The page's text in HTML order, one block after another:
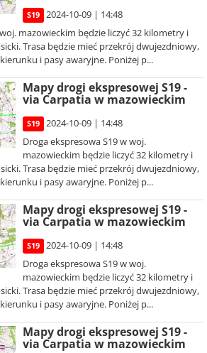
S19
2024-10-09 | 14:48
mazowieckim będzie liczyć 32 kilometry i
Trasa będzie mieć przekrój dwujezdniowy,
i pasy awaryjne. Poniżej p...
Mapy drogi ekspresowej S19 -
via Carpatia w mazowieckim
S19
2024-10-09 | 14:48
Droga ekspresowa S19 w woj.
mazowieckim będzie liczyć 32 kilometry i
Trasa będzie mieć przekrój dwujezdniowy,
i pasy awaryjne. Poniżej p...
Mapy drogi ekspresowej S19 -
via Carpatia w mazowieckim
S19
2024-10-09 | 14:48
Droga ekspresowa S19 w woj.
mazowieckim będzie liczyć 32 kilometry i
Trasa będzie mieć przekrój dwujezdniowy,
i pasy awaryjne. Poniżej p...
Mapy drogi ekspresowej S19 -
via Carpatia w mazowieckim